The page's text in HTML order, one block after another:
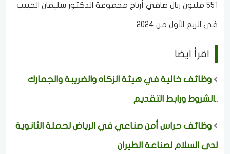
551 مليون ريال صافي أرباح مجموعة الدكتور سليمان الحبيب
في الربع الأول من 2024
اقرأ ايضا
وظائف خالية في هيئة الزكاه والضريبة والجمارك
..الشروط ورابط التقديم
وظائف حراس أمن صناعي في الرياض لحملة الثانوية
لدى السلام لصناعة الطيران